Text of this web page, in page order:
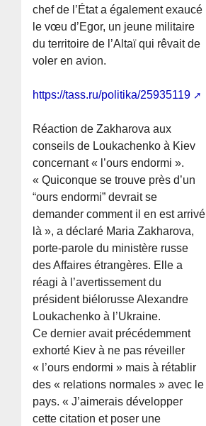
chef de l’État a également exaucé
le vœu d’Egor, un jeune militaire
du territoire de l’Altaï qui rêvait de
voler en avion.
https://tass.ru/politika/25935119
Réaction de Zakharova aux
conseils de Loukachenko à Kiev
concernant « l’ours endormi ».
« Quiconque se trouve près d’un
“ours endormi” devrait se
demander comment il en est arrivé
là », a déclaré Maria Zakharova,
porte-parole du ministère russe
des Affaires étrangères. Elle a
réagi à l’avertissement du
président biélorusse Alexandre
Loukachenko à l’Ukraine.
Ce dernier avait précédemment
exhorté Kiev à ne pas réveiller
« l’ours endormi » mais à rétablir
des « relations normales » avec le
pays. « J’aimerais développer
cette citation et poser une